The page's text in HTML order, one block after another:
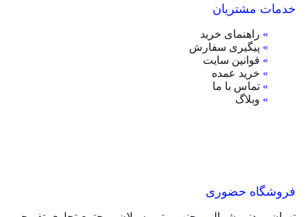
خدمات مشتریان
» راهنمای خرید
» پیگیری سفارش
» قوانین سایت
» خرید عمده
» تماس با ما
» وبلاگ
فروشگاه حضوری